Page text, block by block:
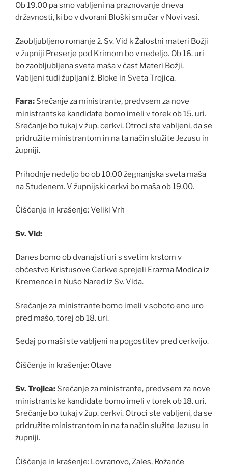
Ob 19.00 pa smo vabljeni na praznovanje dneva
državnosti, ki bo v dvorani Bloški smučar v Novi vasi.
Zaobljubljeno romanje ž. Sv. Vid k Žalostni materi Božji
v župniji Preserje pod Krimom bo v nedeljo. Ob 16. uri
bo zaobljubljena sveta maša v čast Materi Božji.
Vabljeni tudi župljani ž. Bloke in Sveta Trojica.
Fara: Srečanje za ministrante, predvsem za nove
ministrantske kandidate bomo imeli v torek ob 15. uri.
Srečanje bo tukaj v žup. cerkvi. Otroci ste vabljeni, da se
pridružite ministrantom in na ta način služite Jezusu in
župniji.
Prihodnje nedeljo bo ob 10.00 žegnanjska sveta maša
na Studenem. V župnijski cerkvi bo maša ob 19.00.
Čiščenje in krašenje: Veliki Vrh
Sv. Vid:
Danes bomo ob dvanajsti uri s svetim krstom v
občestvo Kristusove Cerkve sprejeli Erazma Modica iz
Kremence in Nušo Nared iz Sv. Vida.
Srečanje za ministrante bomo imeli v soboto eno uro
pred mašo, torej ob 18. uri.
Sedaj po maši ste vabljeni na pogostitev pred cerkvijo.
Čiščenje in krašenje: Otave
Sv. Trojica: Srečanje za ministrante, predvsem za nove
ministrantske kandidate bomo imeli v torek ob 18. uri.
Srečanje bo tukaj v žup. cerkvi. Otroci ste vabljeni, da se
pridružite ministrantom in na ta način služite Jezusu in
župniji.
Čiščenje in krašenje: Lovranovo, Zales, Rožanče